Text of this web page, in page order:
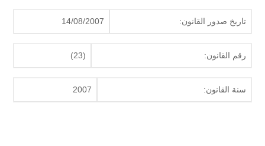
تاريخ صدور القانون: 14/08/2007
رقم القانون: (23)
سنة القانون: 2007